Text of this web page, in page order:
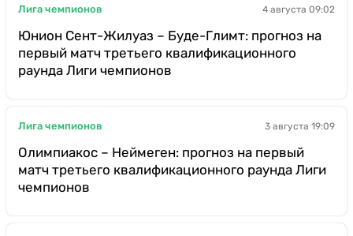
Лига чемпионов 4 августа 09:02
Юнион Сент-Жилуаз – Буде-Глимт: прогноз на
первый матч третьего квалификационного
раунда Лиги чемпионов
Лига чемпионов 3 августа 19:09
Олимпиакос – Неймеген: прогноз на первый
матч третьего квалификационного раунда Лиги
чемпионов